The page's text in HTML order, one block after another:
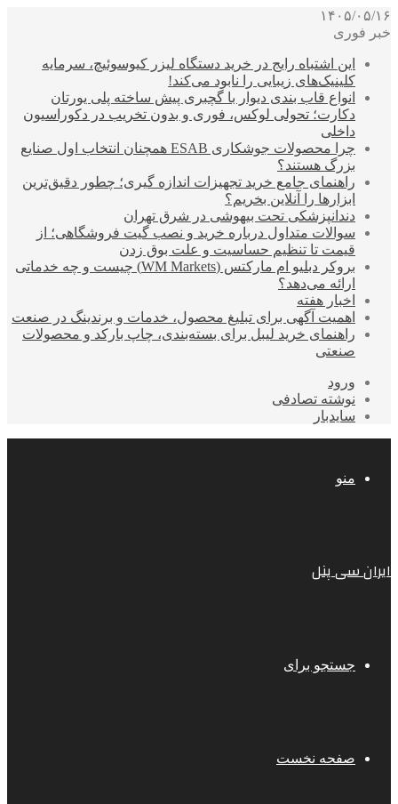
۱۴۰۵/۰۵/۱۶
خبر فوری
این اشتباه رایج در خرید دستگاه لیزر کیوسوئیچ، سرمایه
کلینیک‌های زیبایی را نابود می‌کند!
انواع قاب بندی دیوار با گچبری پیش ساخته پلی یورتان
دکارت؛ تحولی لوکس، فوری و بدون تخریب در دکوراسیون
داخلی
چرا محصولات جوشکاری ESAB همچنان انتخاب اول صنایع
بزرگ هستند؟
راهنمای جامع خرید تجهیزات اندازه گیری؛ چطور دقیق‌ترین
ابزارها را آنلاین بخریم؟
دندانپزشکی تحت بیهوشی در شرق تهران
سوالات متداول درباره خرید و نصب گیت فروشگاهی؛ از
قیمت تا تنظیم حساسیت و علت بوق زدن
بروکر دبلیو ام مارکتس (WM Markets) چیست و چه خدماتی
ارائه می‌دهد؟
اخبار هفته
اهمیت آگهی برای تبلیغ محصول، خدمات و برندینگ در صنعت
راهنمای خرید لیبل برای بسته‌بندی، چاپ بارکد و محصولات
صنعتی
ورود
نوشته تصادفی
سایدبار
منو
ایران سی پنل
جستجو برای
صفحه نخست